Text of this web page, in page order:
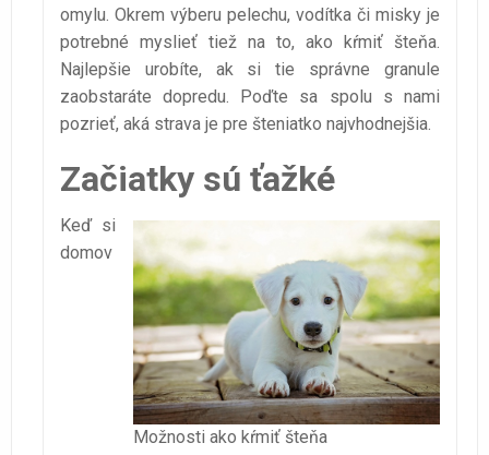
omylu. Okrem výberu pelechu, vodítka či misky je
potrebné myslieť tiež na to, ako kŕmiť šteňa.
Najlepšie urobíte, ak si tie správne granule
zaobstaráte dopredu. Poďte sa spolu s nami
pozrieť, aká strava je pre šteniatko najvhodnejšia.
Začiatky sú ťažké
Možnosti ako kŕmiť šteňa
Keď si
domov